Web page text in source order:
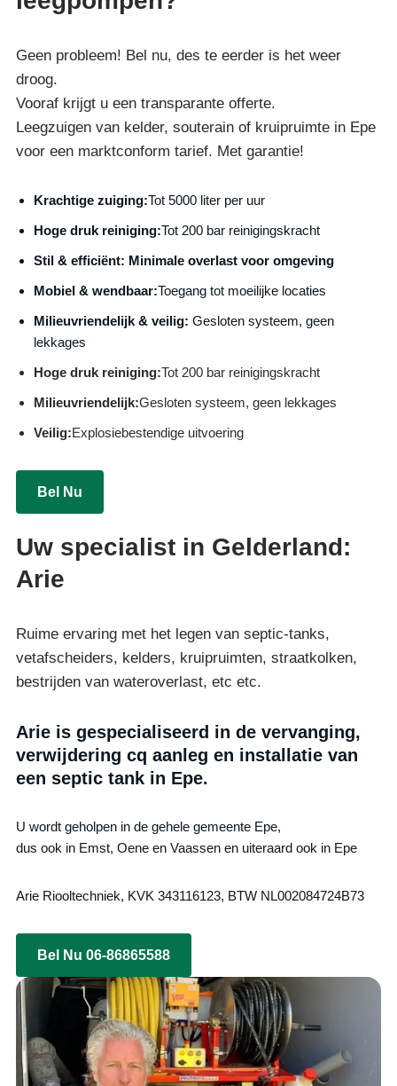
Geen probleem! Bel nu, des te eerder is het weer
droog.
Vooraf krijgt u een transparante offerte.
Leegzuigen van kelder, souterain of kruipruimte in Epe
voor een marktconform tarief. Met garantie!
Krachtige zuiging:Tot 5000 liter per uur
Hoge druk reiniging:Tot 200 bar reinigingskracht
Stil & efficiënt: Minimale overlast voor omgeving
Mobiel & wendbaar:Toegang tot moeilijke locaties
Milieuvriendelijk & veilig: Gesloten systeem, geen
lekkages
Hoge druk reiniging:Tot 200 bar reinigingskracht
Milieuvriendelijk:Gesloten systeem, geen lekkages
Veilig:Explosiebestendige uitvoering
Bel Nu
Uw specialist in Gelderland:
Arie
Ruime ervaring met het legen van septic-tanks,
vetafscheiders, kelders, kruipruimten, straatkolken,
bestrijden van wateroverlast, etc etc.
Arie is gespecialiseerd in de vervanging,
verwijdering cq aanleg en installatie van
een septic tank in Epe.
U wordt geholpen in de gehele gemeente Epe,
dus ook in Emst, Oene en Vaassen en uiteraard ook in Epe
Arie Riooltechniek, KVK 343116123, BTW NL002084724B73
Bel Nu 06-86865588